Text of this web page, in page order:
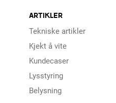
ARTIKLER
Tekniske artikler
Kjekt å vite
Kundecaser
Lysstyring
Belysning